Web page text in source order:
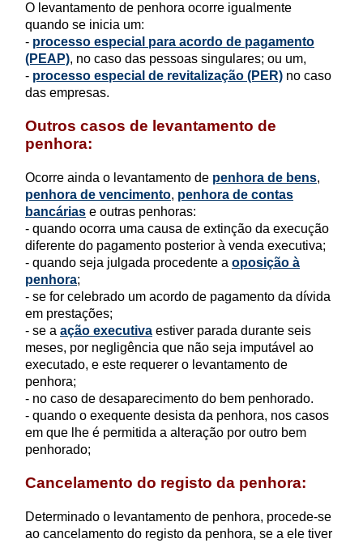
O levantamento de penhora ocorre igualmente
quando se inicia um:
- processo especial para acordo de pagamento
(PEAP), no caso das pessoas singulares; ou um,
- processo especial de revitalização (PER) no caso
das empresas.
Outros casos de levantamento de
penhora:
Ocorre ainda o levantamento de penhora de bens,
penhora de vencimento, penhora de contas
bancárias e outras penhoras:
- quando ocorra uma causa de extinção da execução
diferente do pagamento posterior à venda executiva;
- quando seja julgada procedente a oposição à
penhora;
- se for celebrado um acordo de pagamento da dívida
em prestações;
- se a ação executiva estiver parada durante seis
meses, por negligência que não seja imputável ao
executado, e este requerer o levantamento de
penhora;
- no caso de desaparecimento do bem penhorado.
- quando o exequente desista da penhora, nos casos
em que lhe é permitida a alteração por outro bem
penhorado;
Cancelamento do registo da penhora:
Determinado o levantamento de penhora, procede-se
ao cancelamento do registo da penhora, se a ele tiver